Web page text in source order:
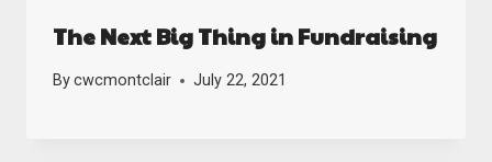
The Next Big Thing in Fundraising
Bycwcmontclair July 22, 2021